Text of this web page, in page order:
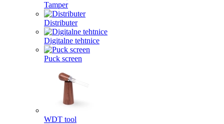
Tamper
Distributer
Digitalne tehtnice
Puck screen
WDT tool